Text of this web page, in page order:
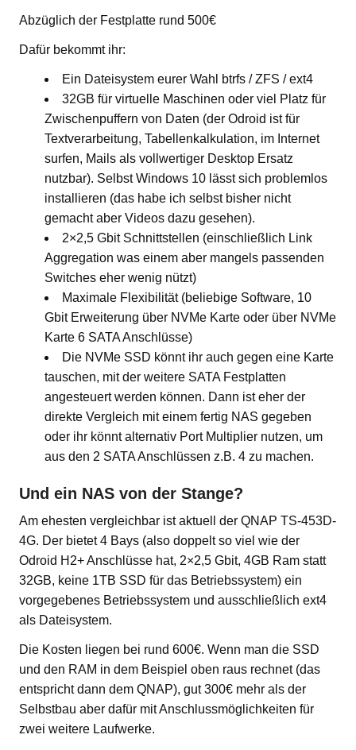
Abzüglich der Festplatte rund 500€
Dafür bekommt ihr:
Ein Dateisystem eurer Wahl btrfs / ZFS / ext4
32GB für virtuelle Maschinen oder viel Platz für
Zwischenpuffern von Daten (der Odroid ist für
Textverarbeitung, Tabellenkalkulation, im Internet
surfen, Mails als vollwertiger Desktop Ersatz
nutzbar). Selbst Windows 10 lässt sich problemlos
installieren (das habe ich selbst bisher nicht
gemacht aber Videos dazu gesehen).
2×2,5 Gbit Schnittstellen (einschließlich Link
Aggregation was einem aber mangels passenden
Switches eher wenig nützt)
Maximale Flexibilität (beliebige Software, 10
Gbit Erweiterung über NVMe Karte oder über NVMe
Karte 6 SATA Anschlüsse)
Die NVMe SSD könnt ihr auch gegen eine Karte
tauschen, mit der weitere SATA Festplatten
angesteuert werden können. Dann ist eher der
direkte Vergleich mit einem fertig NAS gegeben
oder ihr könnt alternativ Port Multiplier nutzen, um
aus den 2 SATA Anschlüssen z.B. 4 zu machen.
Und ein NAS von der Stange?
Am ehesten vergleichbar ist aktuell der QNAP TS-453D-
4G. Der bietet 4 Bays (also doppelt so viel wie der
Odroid H2+ Anschlüsse hat, 2×2,5 Gbit, 4GB Ram statt
32GB, keine 1TB SSD für das Betriebssystem) ein
vorgegebenes Betriebssystem und ausschließlich ext4
als Dateisystem.
Die Kosten liegen bei rund 600€. Wenn man die SSD
und den RAM in dem Beispiel oben raus rechnet (das
entspricht dann dem QNAP), gut 300€ mehr als der
Selbstbau aber dafür mit Anschlussmöglichkeiten für
zwei weitere Laufwerke.